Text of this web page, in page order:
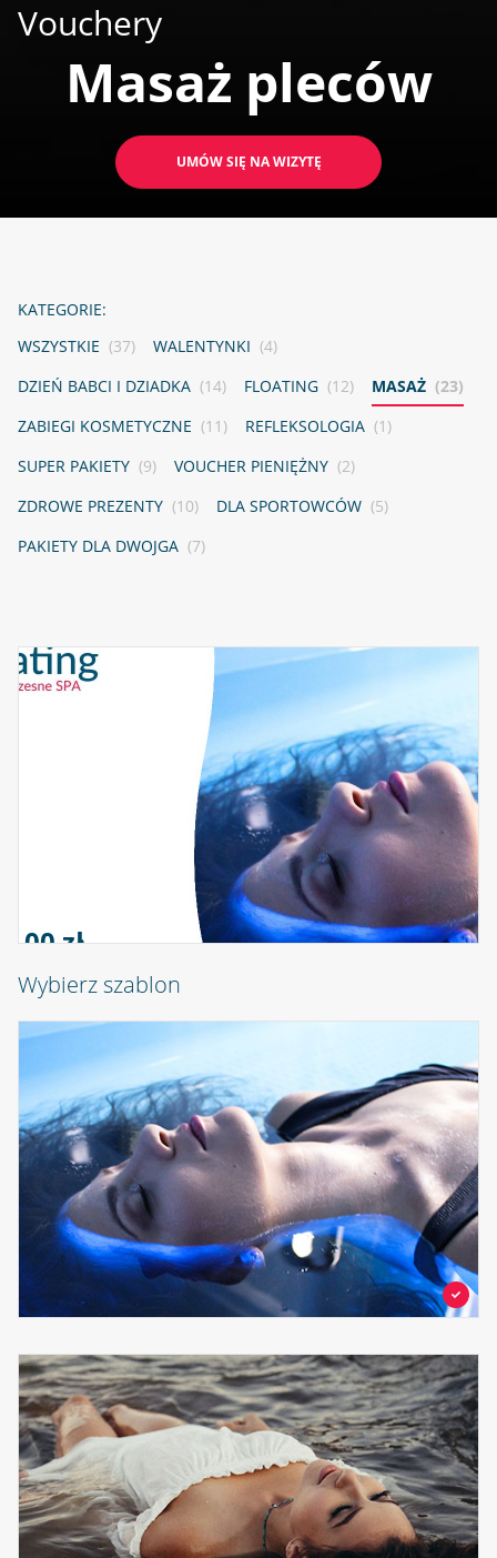
Vouchery
Masaż pleców
UMÓW SIĘ NA WIZYTĘ
KATEGORIE:
WSZYSTKIE (37) WALENTYNKI (4)
DZIEŃ BABCI I DZIADKA (14) FLOATING (12) MASAŻ (23)
ZABIEGI KOSMETYCZNE (11) REFLEKSOLOGIA (1)
SUPER PAKIETY (9) VOUCHER PIENIĘŻNY (2)
ZDROWE PREZENTY (10) DLA SPORTOWCÓW (5)
PAKIETY DLA DWOJGA (7)
zł
Wybierz szablon